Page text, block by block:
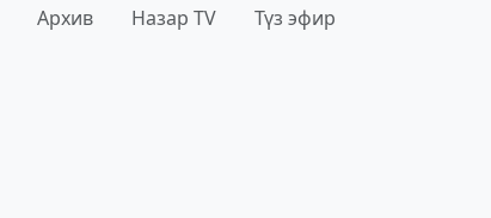
Архив Назар TV Түз эфир